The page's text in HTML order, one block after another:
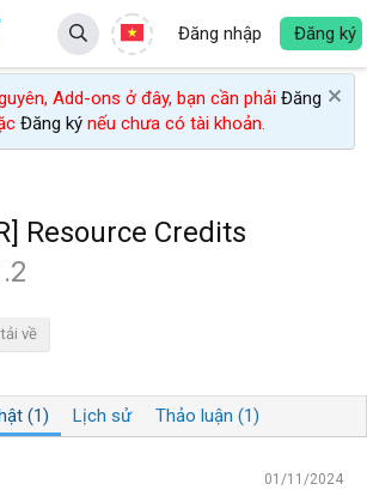
Đăng nhập Đăng ký
Add-ons ở đây, bạn cần phải Đăng
Đăng ký nếu chưa có tài khoản.
Resource Credits
về
(1) Lịch sử Thảo luận (1)
01/11/2024